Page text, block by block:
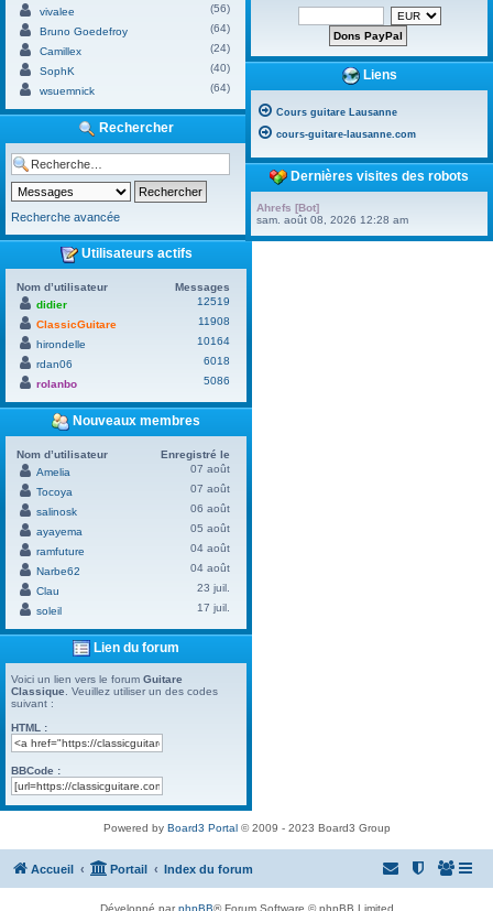
vivalee
(56)
Bruno Goedefroy
(64)
Camillex
(24)
SophK
(40)
wsuemnick
(64)
Rechercher
Recherche avancée
Utilisateurs actifs
Nom d’utilisateur
Messages
didier
12519
ClassicGuitare
11908
hirondelle
10164
rdan06
6018
rolanbo
5086
Nouveaux membres
Nom d’utilisateur
Enregistré le
Amelia
07 août
Tocoya
07 août
salinosk
06 août
ayayema
05 août
ramfuture
04 août
Narbe62
04 août
Clau
23 juil.
soleil
17 juil.
Lien du forum
Voici un lien vers le forum Guitare
Classique . Veuillez utiliser un des codes
suivant :
HTML :
BBCode :
Liens
Cours guitare Lausanne
cours-guitare-lausanne.com
Dernières visites des robots
Ahrefs [Bot]
sam. août 08, 2026 12:28 am
Powered by Board3 Portal© 2009 - 2023 Board3 Group
Accueil Portail Index du forum
Développé parphpBB® Forum Software © phpBB Limited